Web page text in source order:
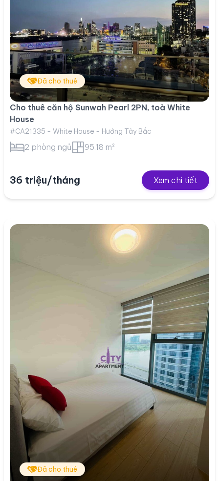
Đã cho thuê
Cho thuê căn hộ Sunwah Pearl 2PN, toà White
House
#CA21335 - White House - Hướng Tây Bắc
2 phòng ngủ 95.18 m²
36 triệu/tháng Xem chi tiết
Đã cho thuê